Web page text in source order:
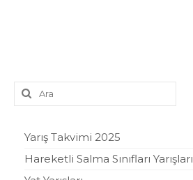
Şunu
ara:
Yarış Takvimi 2025
Hareketli Salma Sınıfları Yarışları